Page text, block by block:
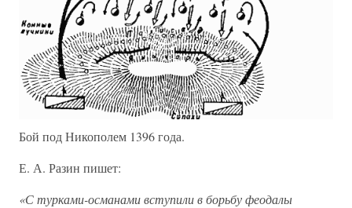
Бой под Никополем 1396 года.
Е. А. Разин пишет:
«С турками-османами вступили в борьбу феодалы